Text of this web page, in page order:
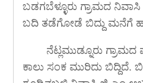
ಬಡಗಬೆಳ್ಳೂರು ಗ್ರಾಮದ
ಬದಿ ತಡೆಗೋಡೆ ಬಿದ್ದು ಮನೆಗೆ
ನೆಟ್ಲಮುಡ್ನೂರು
ಕಾಲು ಸಂಕ ಮುರಿದು ಬಿದ್ದಿದೆ.